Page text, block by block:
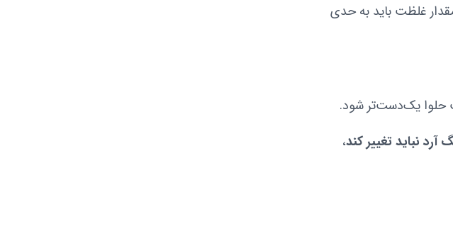
غلظت باید به حدی
حلوا یک‌دست‌تر شود.
آرد نباید تغییر کند،